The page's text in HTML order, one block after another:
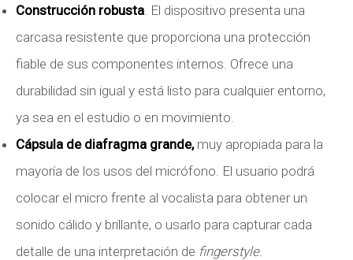
Construcción robusta. El dispositivo presenta una
carcasa resistente que proporciona una protección
fiable de sus componentes internos. Ofrece una
durabilidad sin igual y está listo para cualquier entorno,
ya sea en el estudio o en movimiento.
Cápsula de diafragma grande, muy apropiada para la
mayoría de los usos del micrófono. El usuario podrá
colocar el micro frente al vocalista para obtener un
sonido cálido y brillante, o usarlo para capturar cada
detalle de una interpretación de fingerstyle.